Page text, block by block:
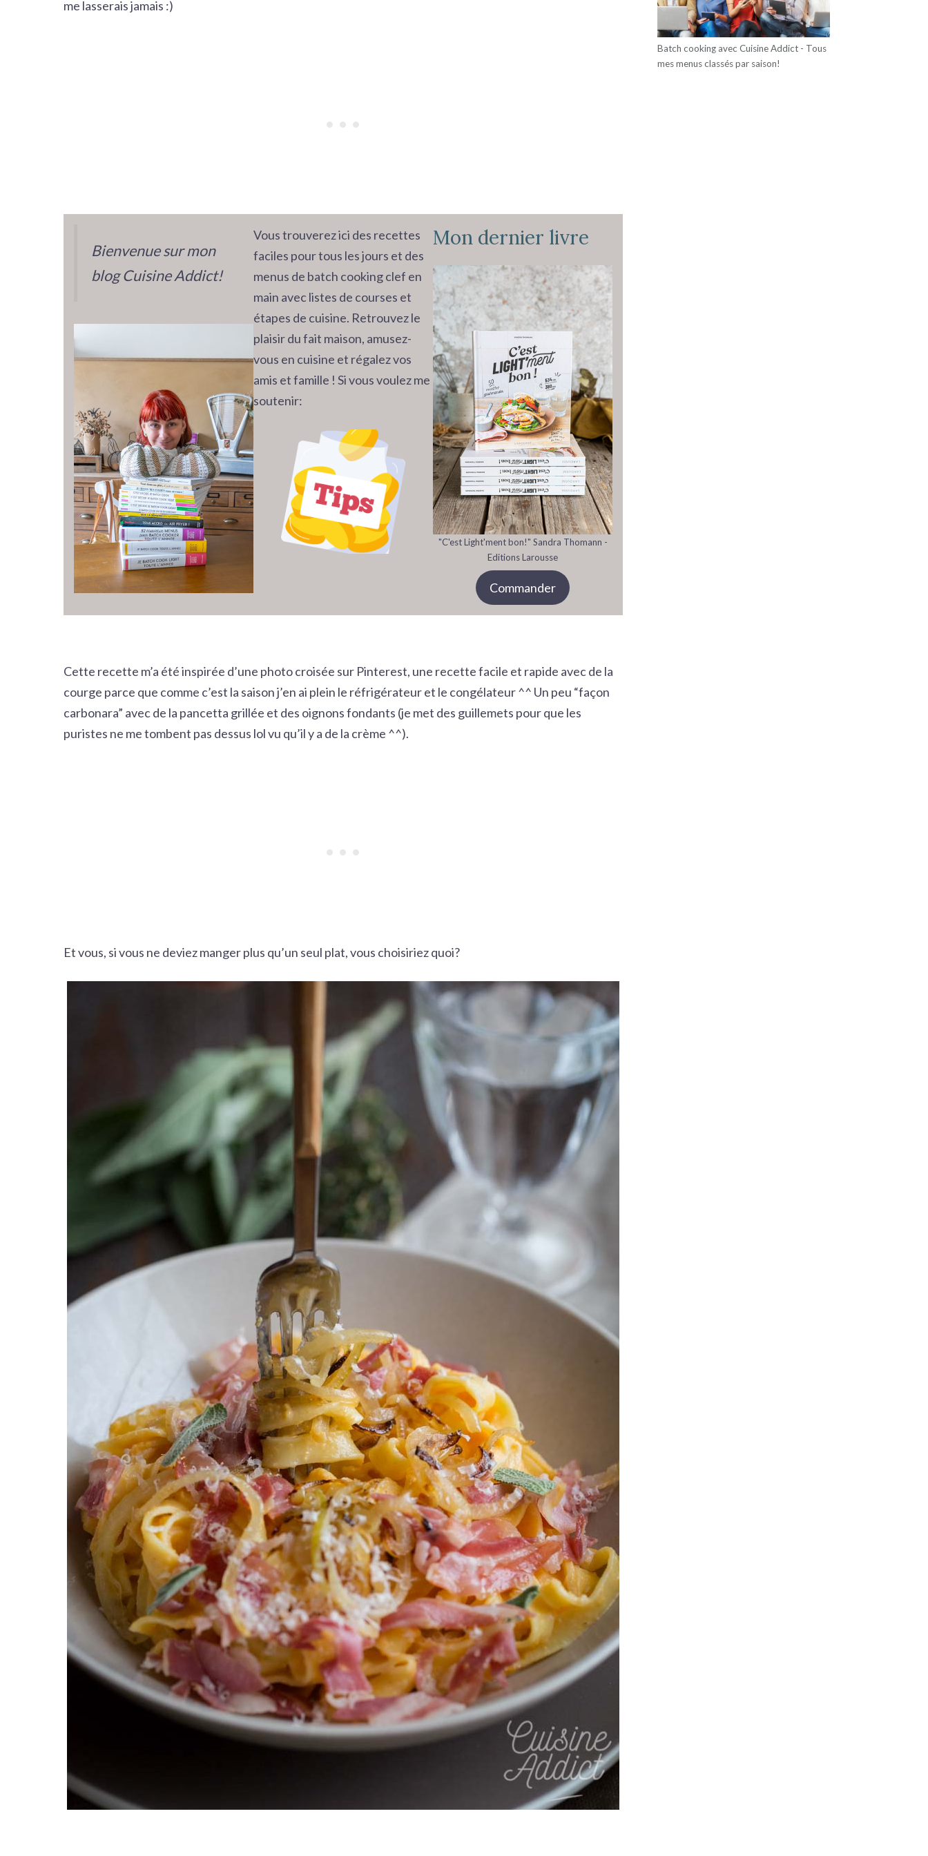
me lasserais jamais :)
Bienvenue sur mon
blog Cuisine Addict!
Vous trouverez ici des recettes
faciles pour tous les jours et des
menus de batch cooking clef en
main avec listes de courses et
étapes de cuisine. Retrouvez le
plaisir du fait maison, amusez-
vous en cuisine et régalez vos
amis et famille ! Si vous voulez me
soutenir:
Mon dernier livre
"C'est Light'ment bon!" Sandra Thomann -
Editions Larousse
Commander
Cette recette m’a été inspirée d’une photo croisée sur Pinterest, une recette facile et rapide avec de la
courge parce que comme c’est la saison j’en ai plein le réfrigérateur et le congélateur ^^ Un peu “façon
carbonara” avec de la pancetta grillée et des oignons fondants (je met des guillemets pour que les
puristes ne me tombent pas dessus lol vu qu’il y a de la crème ^^).
Et vous, si vous ne deviez manger plus qu’un seul plat, vous choisiriez quoi?
Batch cooking avec Cuisine Addict - Tous
mes menus classés par saison!